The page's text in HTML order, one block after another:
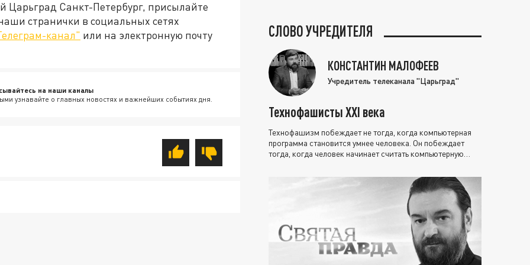
Царьград Санкт-Петербург, присылайте
странички в социальных сетях
канал" или на электронную почту
на наши каналы
узнавайте о главных новостях и важнейших событиях дня.
СЛОВО УЧРЕДИТЕЛЯ
КОНСТАНТИН МАЛОФЕЕВ
Учредитель телеканала "Царьград"
Технофашисты XXI века
Технофашизм побеждает не тогда, когда компьютерная
программа становится умнее человека. Он побеждает
тогда, когда человек начинает считать компьютерную